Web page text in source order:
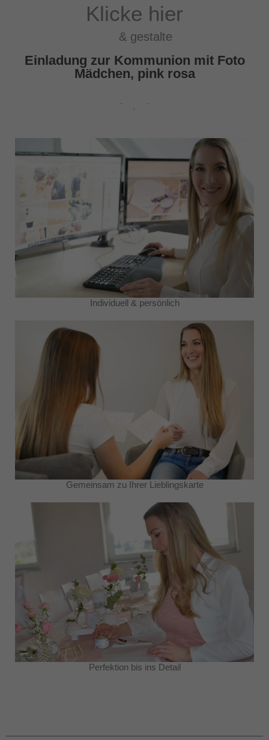
Klicke hier
& gestalte
Einladung zur Kommunion mit Foto
Mädchen, pink rosa
Individuell & persönlich
Gemeinsam zu Ihrer Lieblingskarte
Perfektion bis ins Detail